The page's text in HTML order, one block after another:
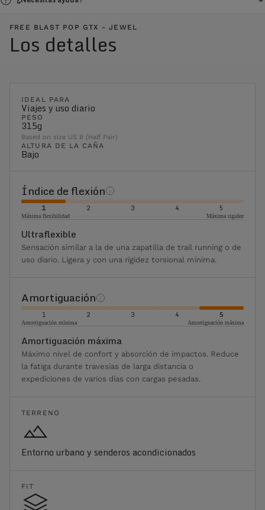
FREE BLAST POP GTX - JEWEL
Los detalles
IDEAL PARA
Viajes y uso diario
PESO
315g
Based on size US 8 (Half Pair)
ALTURA DE LA CAÑA
Bajo
Índice de flexión
1 2 3 4 5
Máxima flexibilidad Máxima rigidez
Ultraflexible
Sensación similar a la de una zapatilla de trail running o de
uso diario. Ligera y con una rigidez torsional mínima.
Amortiguación
1 2 3 4 5
Amortiguación mínima Amortiguación máxima
Amortiguación máxima
Máximo nivel de confort y absorción de impactos. Reduce
la fatiga durante travesías de larga distancia o
expediciones de varios días con cargas pesadas.
TERRENO
Entorno urbano y senderos acondicionados
FIT